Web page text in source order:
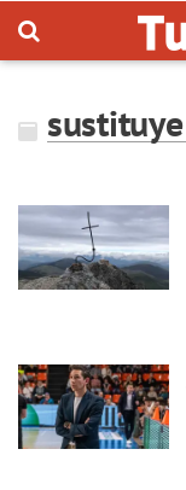
sustituye